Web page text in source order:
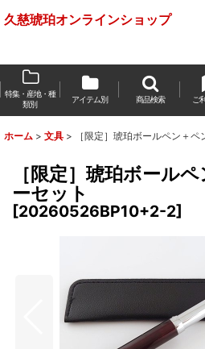
久慈琥珀オンラインショップ
特集・産地・種
類別
アイテム別 商品検索 ご
ホーム > 文具 > ［限定］琥珀ボールペン＋ペ
［限定］琥珀ボール
ーセット
[20260526BP10+2-2]